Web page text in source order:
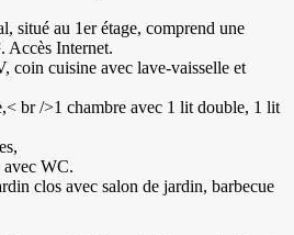
situé au 1er étage, comprend une
Accès Internet.
coin cuisine avec lave-vaisselle et
br />1 chambre avec 1 lit double, 1 lit
avec WC.
clos avec salon de jardin, barbecue